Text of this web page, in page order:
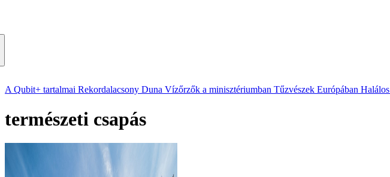
A Qubit+ tartalmai Rekordalacsony Duna Vízőrzők a minisztériumban Tűzvészek Európában
természeti csapás